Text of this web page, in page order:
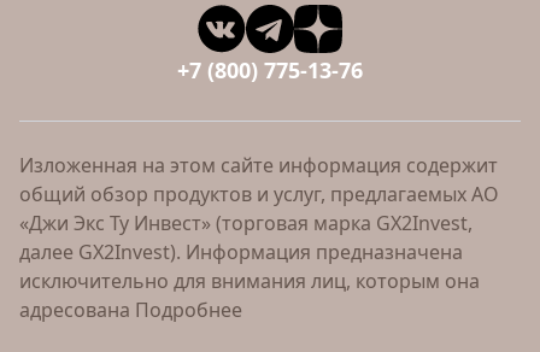
+7 (800) 775-13-76
Изложенная на этом сайте информация содержит
общий обзор продуктов и услуг, предлагаемых АО
«Джи Экс Ту Инвест» (торговая марка GX2Invest,
далее GX2Invest). Информация предназначена
исключительно для внимания лиц, которым она
адресована Подробнее